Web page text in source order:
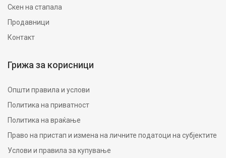
Скен на стапала
Продавници
Контакт
Грижа за корисници
Општи правила и услови
Политика на приватност
Политика на враќање
Право на пристап и измена на личните податоци на субјектите
Услови и правила за купување